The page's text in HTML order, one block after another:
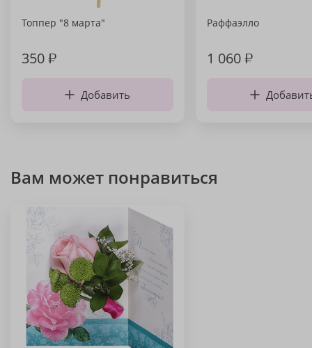
Топпер "8 марта"
350₽
Добавить
Раффаэлло
1 060₽
Вам может понравиться